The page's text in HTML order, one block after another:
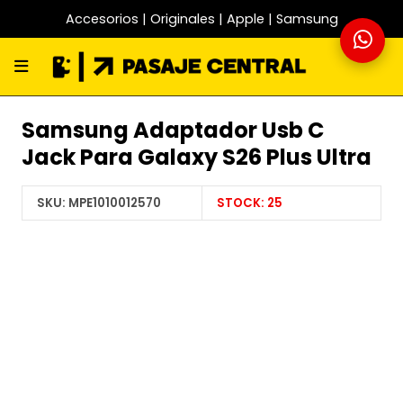
Accesorios | Originales | Apple | Samsung
Samsung Adaptador Usb C
Jack Para Galaxy S26 Plus Ultra
SKU: MPE1010012570 STOCK: 25